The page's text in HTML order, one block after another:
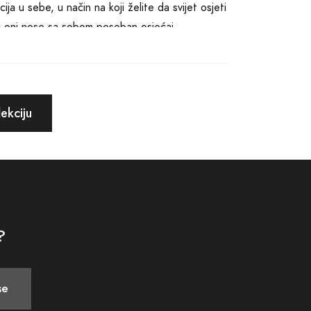
u sebe, u način na koji želite da svijet osjeti
nose sa sobom poseban osjećaj
s Vašim prirodnim mirisom tijela, kako će
Calvin Klein nudi, pružajući Vam priliku da
svaku potrebu.
koji odišu kvalitetom, elegancijom i modernim
snažnog utiska, Vaše tajno oružje u